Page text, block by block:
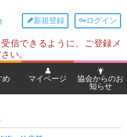
ログイン
新規登録
信できるように、ご登録メ
い。
め マイページ
協会からのお
知らせ